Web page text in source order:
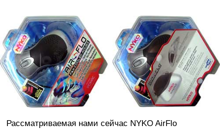
Рассматриваемая нами сейчас NYKO AirFlo